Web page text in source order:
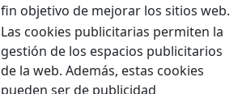
fin objetivo de mejorar los sitios web.
Las cookies publicitarias permiten la
gestión de los espacios publicitarios
de la web. Además, estas cookies
pueden ser de publicidad